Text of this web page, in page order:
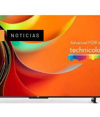
NOTICIAS